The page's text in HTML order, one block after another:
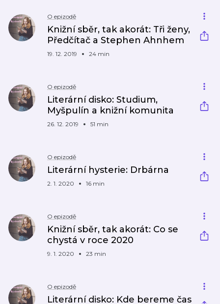
O epizodě
Knižní sběr, tak akorát: Tři ženy,
Předčítač a Stephen Ahnhem
19. 12. 2019 24 min
O epizodě
Literární disko: Studium,
Myšpulín a knižní komunita
26. 12. 2019 51 min
O epizodě
Literární hysterie: Drbárna
2. 1. 2020 16 min
O epizodě
Knižní sběr, tak akorát: Co se
chystá v roce 2020
9. 1. 2020 23 min
O epizodě
Literární disko: Kde bereme čas